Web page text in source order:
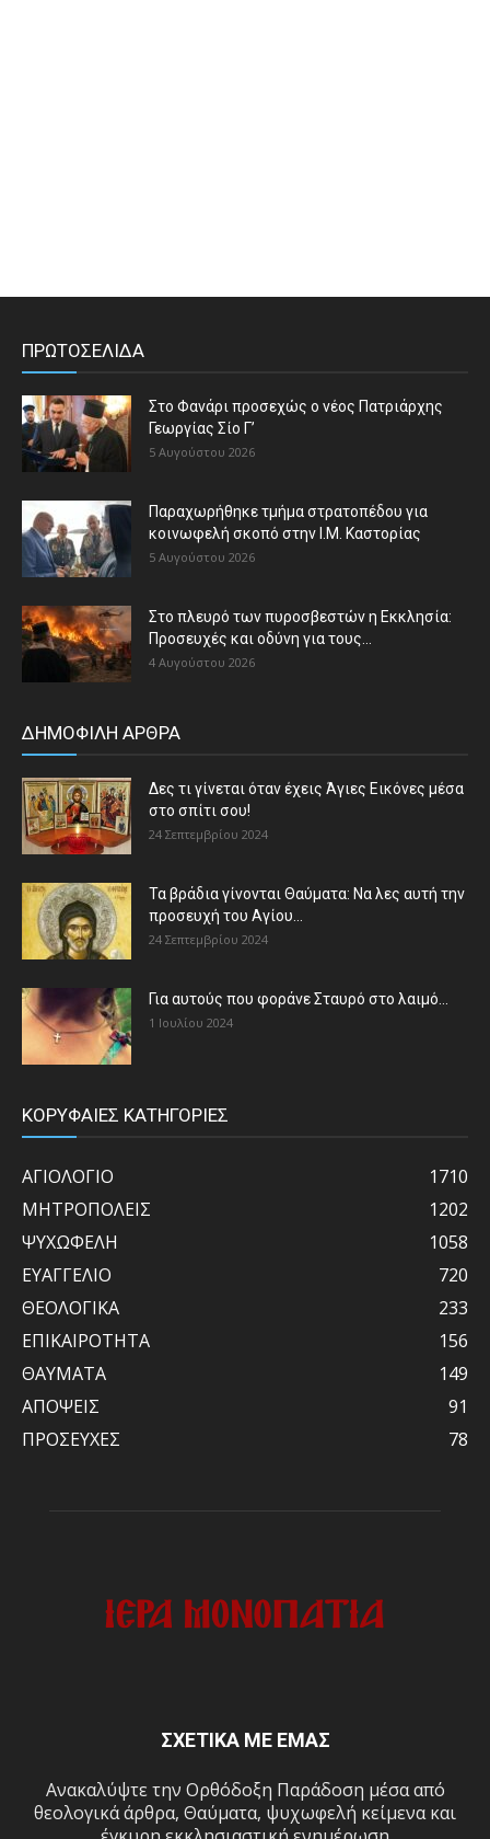
ΠΡΩΤΟΣΕΛΙΔΑ
Στο Φανάρι προσεχώς ο νέος Πατριάρχης
Γεωργίας Σίο Γ’
5 Αυγούστου 2026
Παραχωρήθηκε τμήμα στρατοπέδου για
κοινωφελή σκοπό στην Ι.Μ. Καστορίας
5 Αυγούστου 2026
Στο πλευρό των πυροσβεστών η Εκκλησία:
Προσευχές και οδύνη για τους...
4 Αυγούστου 2026
ΔΗΜΟΦΙΛΗ ΑΡΘΡΑ
Δες τι γίνεται όταν έχεις Άγιες Εικόνες μέσα
στο σπίτι σου!
24 Σεπτεμβρίου 2024
Τα βράδια γίνονται Θαύματα: Να λες αυτή την
προσευχή του Αγίου...
24 Σεπτεμβρίου 2024
Για αυτούς που φοράνε Σταυρό στο λαιμό…
1 Ιουλίου 2024
ΚΟΡΥΦΑΙΕΣ ΚΑΤΗΓΟΡΙΕΣ
ΑΓΙΟΛΟΓΙΟ
1710
ΜΗΤΡΟΠΟΛΕΙΣ
1202
ΨΥΧΩΦΕΛΗ
1058
ΕΥΑΓΓΕΛΙΟ
720
ΘΕΟΛΟΓΙΚΑ
233
ΕΠΙΚΑΙΡΟΤΗΤΑ
156
ΘΑΥΜΑΤΑ
149
ΑΠΟΨΕΙΣ
91
ΠΡΟΣΕΥΧΕΣ
78
ΣΧΕΤΙΚΑ ΜΕ ΕΜΑΣ
Ανακαλύψτε την Ορθόδοξη Παράδοση μέσα από
θεολογικά άρθρα, Θαύματα, ψυχωφελή κείμενα και